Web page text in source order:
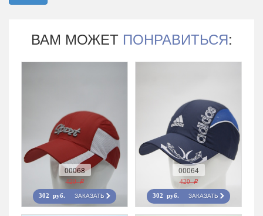
ВАМ МОЖЕТ ПОНРАВИТЬСЯ:
00068
420 r
302 руб. ЗАКАЗАТЬ
00064
420 r
302 руб. ЗАКАЗАТЬ